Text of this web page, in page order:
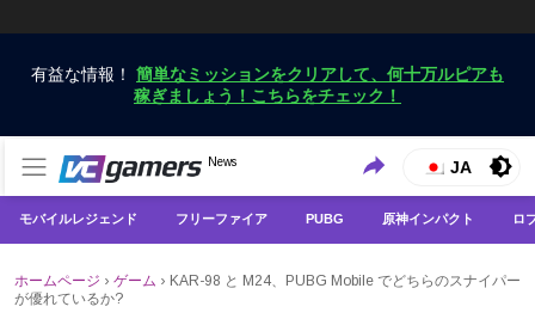
有益な情報！ 簡単なミッションをクリアして、何十万ルピアも
稼ぎましょう！こちらをチェック！
VCGamers ニュース
News
VCGamersだけで最新のゲームニュースを入手
JA
モバイルレジェンド フリーファイア PUBG 原神インパクト ロ
ホームページ › ゲーム › KAR-98 と M24、PUBG Mobile でどちらのスナイパー
が優れているか?